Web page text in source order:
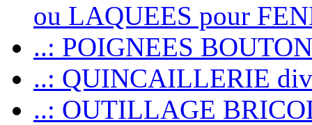
ou LAQUEES pour
..: POIGNEES
..: QUINCAILLERIE
..: OUTILLAGE